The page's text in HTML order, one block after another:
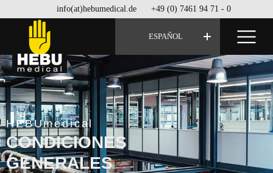
info(at)hebumedical.de +49 (0) 7461 94 71 - 0
ESPAÑOL
HEBUmedical
CONDICIONES
GENERALES